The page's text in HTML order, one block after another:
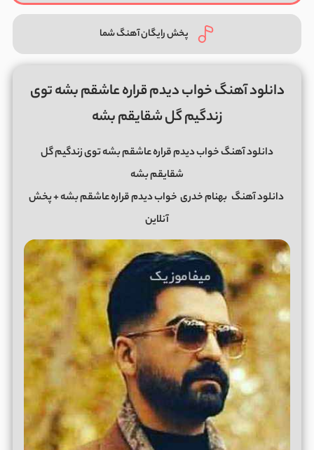
پخش رایگان آهنگ شما
دانلود آهنگ خواب دیدم قراره عاشقم بشه توی
زندگیم گل شقایقم بشه
دانلود آهنگ خواب دیدم قراره عاشقم بشه توی زندگیم گل
شقایقم بشه
دانلود آهنگ بهنام خدری خواب دیدم قراره عاشقم بشه + پخش
آنلاین